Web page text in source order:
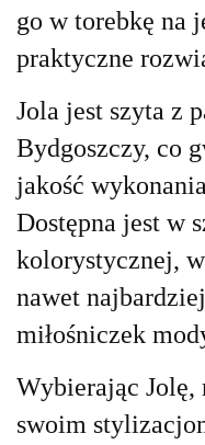
go w torebkę na
praktyczne
Jola jest szyta z
Bydgoszczy, co
jakość
Dostępna jest w
kolorystycznej,
nawet
miłośniczek
Wybierając Jolę,
swoim